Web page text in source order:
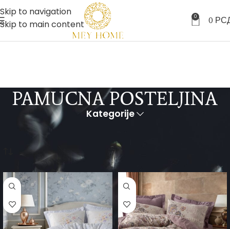
Skip to navigation
Skip to main content
0 0
PAMUCNA POSTELJINA
Kategorije
Početna Ponuda proizvoda